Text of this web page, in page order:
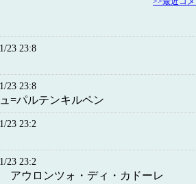
23 23:8
23 23:8
=パルテンキルペン
23 23:2
23 23:2
アウロンツォ・ディ・カドーレ